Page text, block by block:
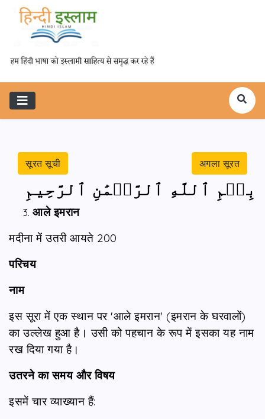
सूरत सूची अगला सूरत
بِسۡمِ ٱللَّهِ ٱلرَّحۡمَٰنِ ٱلرَّحِيمِ
आले इमरान
मदीना में उतरी आयते 200
परिचय
नाम
इस सूरा में एक स्थान पर 'आले इमरान' (इमरान के घरवालों)
का उल्लेख हुआ है। उसी को पहचान के रूप में इसका यह नाम
रख दिया गया है।
उतरने का समय और विषय
इसमें चार व्याख्यान हैं: